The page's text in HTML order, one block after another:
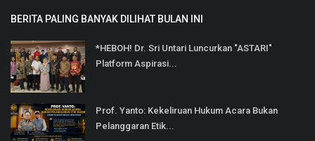
BERITA PALING BANYAK DILIHAT BULAN INI
*HEBOH! Dr. Sri Untari Luncurkan "ASTARI"
Platform Aspirasi...
Prof. Yanto: Kekeliruan Hukum Acara Bukan
Pelanggaran Etik...